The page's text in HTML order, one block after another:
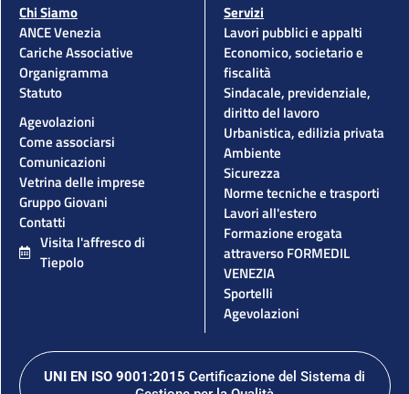
Chi Siamo
ANCE Venezia
Cariche Associative
Organigramma
Statuto
Agevolazioni
Come associarsi
Comunicazioni
Vetrina delle imprese
Gruppo Giovani
Contatti
Visita l'affresco di
Tiepolo
Servizi
Lavori pubblici e appalti
Economico, societario e
fiscalità
Sindacale, previdenziale,
diritto del lavoro
Urbanistica, edilizia privata
Ambiente
Sicurezza
Norme tecniche e trasporti
Lavori all'estero
Formazione erogata
attraverso FORMEDIL
VENEZIA
Sportelli
Agevolazioni
UNI EN ISO 9001:2015 Certificazione del Sistema di